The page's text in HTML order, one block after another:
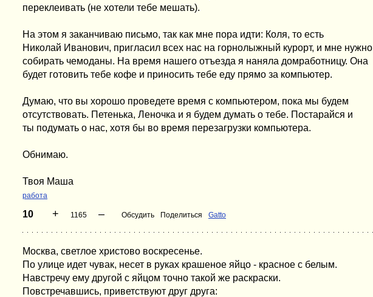
переклеивать (не хотели тебе мешать).
На этом я заканчиваю письмо, так как мне пора идти: Коля, то есть
Николай Иванович, пригласил всех нас на горнолыжный курорт, и мне нужно
собирать чемоданы. На время нашего отъезда я наняла домработницу. Она
будет готовить тебе кофе и приносить тебе еду прямо за компьютер.
Думаю, что вы хорошо проведете время с компьютером, пока мы будем
отсутствовать. Петенька, Леночка и я будем думать о тебе. Постарайся и
ты подумать о нас, хотя бы во время перезагрузки компьютера.
Обнимаю.
Твоя Маша
работа
10 + 1165 – Обсудить Поделиться Gatto
Москва, светлое христово воскресенье.
По улице идет чувак, несет в руках крашеное яйцо - красное с белым.
Hавстречу ему другой с яйцом точно такой же раскраски.
Повстречавшись, приветствуют друг друга: